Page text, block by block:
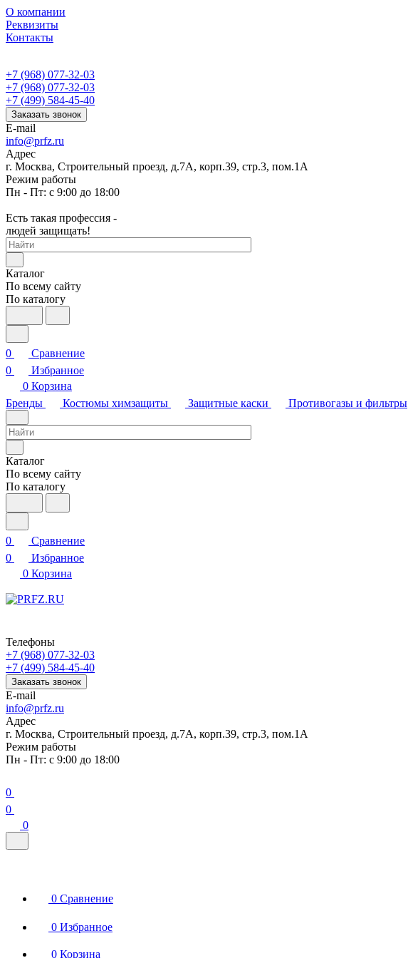
О компании
Реквизиты
Контакты
+7 (968) 077-32-03
+7 (968) 077-32-03
+7 (499) 584-45-40
Заказать звонок
E-mail
info@prfz.ru
Адрес
г. Москва, Строительный проезд, д.7А, корп.39, стр.3, пом.1А
Режим работы
Пн - Пт: с 9:00 до 18:00
Есть такая профессия -
людей защищать!
Каталог
По всему сайту
По каталогу
0
Сравнение
0
Избранное
0 Корзина
Бренды
Костюмы химзащиты Защитные каски Противогазы и фильтры
Каталог
По всему сайту
По каталогу
0
Сравнение
0
Избранное
0 Корзина
Телефоны
+7 (968) 077-32-03
+7 (499) 584-45-40
Заказать звонок
E-mail
info@prfz.ru
Адрес
г. Москва, Строительный проезд, д.7А, корп.39, стр.3, пом.1А
Режим работы
Пн - Пт: с 9:00 до 18:00
0
0
0
0 Сравнение
0 Избранное
0 Корзина